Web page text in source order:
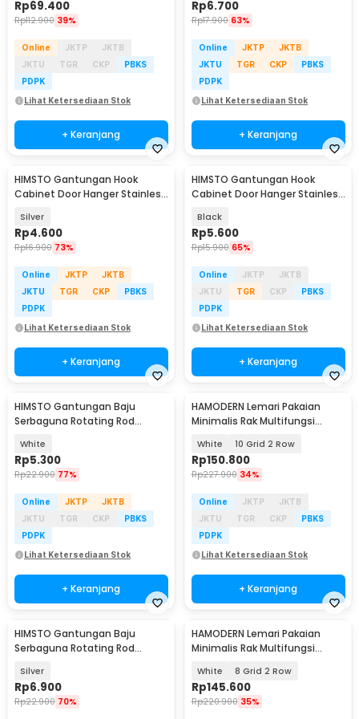
Rp69.400
Rp112.900 39%
Online JKTP
JKTB
JKTU
TGR CKP
PBKS
PDPK
Lihat Ketersediaan Stok
+ Keranjang
Rp6.700
Rp17.900 63%
Online JKTP
JKTB
JKTU
TGR CKP
PBKS
PDPK
Lihat Ketersediaan Stok
+ Keranjang
HIMSTO Gantungan Hook
Cabinet Door Hanger Stainless
Silver
Rp4.600
Rp16.900 73%
Online JKTP
JKTB
JKTU
TGR CKP
PBKS
PDPK
Lihat Ketersediaan Stok
+ Keranjang
HIMSTO Gantungan Hook
Cabinet Door Hanger Stainless
Black
Rp5.600
Rp15.900 65%
Online JKTP
JKTB
JKTU
TGR CKP
PBKS
PDPK
Lihat Ketersediaan Stok
+ Keranjang
HIMSTO Gantungan Baju
Serbaguna Rotating Rod
White
Rp5.300
Rp22.900 77%
Online JKTP
JKTB
JKTU
TGR CKP
PBKS
PDPK
Lihat Ketersediaan Stok
+ Keranjang
HAMODERN Lemari Pakaian
Minimalis Rak Multifungsi
White 10 Grid 2 Row
Rp150.800
Rp227.900 34%
Online JKTP
JKTB
JKTU
TGR CKP
PBKS
PDPK
Lihat Ketersediaan Stok
+ Keranjang
HIMSTO Gantungan Baju
Serbaguna Rotating Rod
Silver
Rp6.900
Rp22.900 70%
HAMODERN Lemari Pakaian
Minimalis Rak Multifungsi
White 8 Grid 2 Row
Rp145.600
Rp220.900 35%